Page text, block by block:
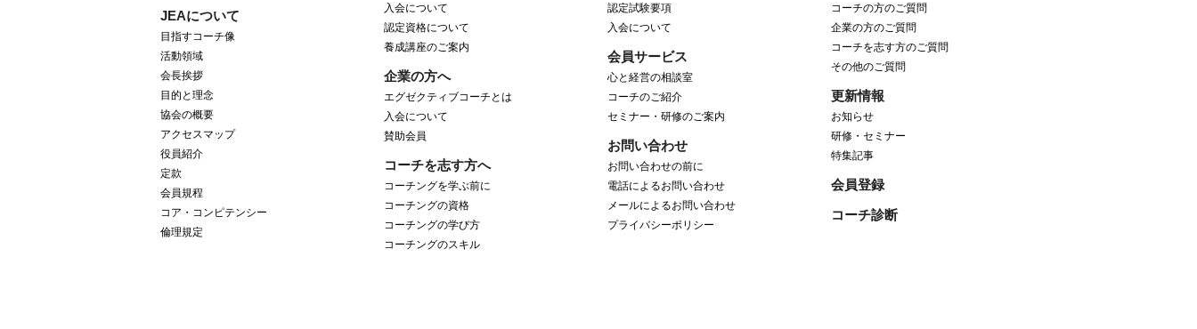
JEAについて
目指すコーチ像
活動領域
会長挨拶
目的と理念
協会の概要
アクセスマップ
役員紹介
定款
会員規程
コア・コンピテンシー
倫理規定
入会について
認定資格について
養成講座のご案内
企業の方へ
エグゼクティブコーチとは
入会について
賛助会員
コーチを志す方へ
コーチングを学ぶ前に
コーチングの資格
コーチングの学び方
コーチングのスキル
認定試験要項
入会について
会員サービス
心と経営の相談室
コーチのご紹介
セミナー・研修のご案内
お問い合わせ
お問い合わせの前に
電話によるお問い合わせ
メールによるお問い合わせ
プライバシーポリシー
コーチの方のご質問
企業の方のご質問
コーチを志す方のご質問
その他のご質問
更新情報
お知らせ
研修・セミナー
特集記事
会員登録
コーチ診断